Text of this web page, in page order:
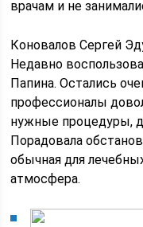
врачам и не
Коновалов Сергей
Недавно
Папина. Остались
профессионалы
нужные процедуры,
Порадовала
обычная для
атмосфера.